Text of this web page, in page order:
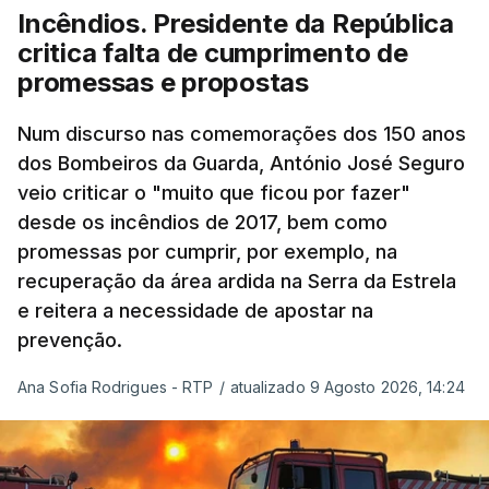
à frente do governo, teve na agenda o conflito
armado com os Estados Unidos e Israel, além das
questões económicas de um país em guerra que
se confronta agora com uma inflação de 88%.
De acordo com a informação oficial, que não indica
onde ou quando decorreu a reunião, Khamenei e
Pezeshkian discutiram ainda formas de garantir
recursos e gerir as despesas "em riais, divisas e
energia", bem como sobre a cooperação
económica com parceiros estrangeiros.
"corrijam o comportamento". Teerão deixou ainda
novas exigências para reabrir o Estreito de Ormuz,
incluindo o fim do bloqueio naval, suspensão das
Incêndios. Presidente da República
critica falta de cumprimento de
promessas e propostas
Num discurso nas comemorações dos 150 anos
dos Bombeiros da Guarda, António José Seguro
veio criticar o "muito que ficou por fazer"
desde os incêndios de 2017, bem como
promessas por cumprir, por exemplo, na
recuperação da área ardida na Serra da Estrela
e reitera a necessidade de apostar na
prevenção.
Ana Sofia Rodrigues - RTP / atualizado 9 Agosto 2026, 14:24